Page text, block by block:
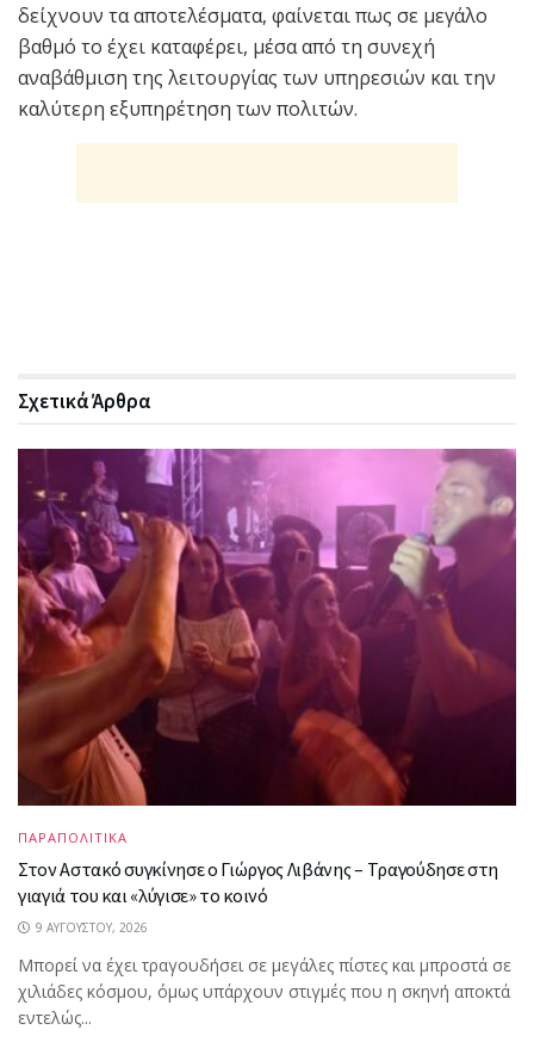
δείχνουν τα αποτελέσματα, φαίνεται πως σε μεγάλο
βαθμό το έχει καταφέρει, μέσα από τη συνεχή
αναβάθμιση της λειτουργίας των υπηρεσιών και την
καλύτερη εξυπηρέτηση των πολιτών.
ΣχετικάΆρθρα
ΠΑΡΑΠΟΛΙΤΙΚΑ
Στον Αστακό συγκίνησε ο Γιώργος Λιβάνης – Τραγούδησε στη
γιαγιά του και «λύγισε» το κοινό
9 ΑΥΓΟΎΣΤΟΥ, 2026
Μπορεί να έχει τραγουδήσει σε μεγάλες πίστες και μπροστά σε
χιλιάδες κόσμου, όμως υπάρχουν στιγμές που η σκηνή αποκτά
εντελώς...